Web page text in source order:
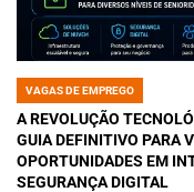
POSTED
IN
VAGAS DE EMPREGO
A REVOLUÇÃO
GUIA DEFINITIVO PARA
OPORTUNIDADES EM
SEGURANÇA DIGITAL